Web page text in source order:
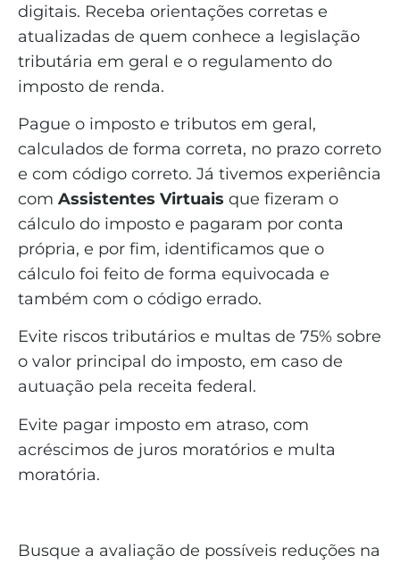
digitais. Receba orientações corretas e
atualizadas de quem conhece a legislação
tributária em geral e o regulamento do
imposto de renda.
Pague o imposto e tributos em geral,
calculados de forma correta, no prazo correto
e com código correto. Já tivemos experiência
com Assistentes Virtuais que fizeram o
cálculo do imposto e pagaram por conta
própria, e por fim, identificamos que o
cálculo foi feito de forma equivocada e
também com o código errado.
Evite riscos tributários e multas de 75% sobre
o valor principal do imposto, em caso de
autuação pela receita federal.
Evite pagar imposto em atraso, com
acréscimos de juros moratórios e multa
moratória.
Busque a avaliação de possíveis reduções na